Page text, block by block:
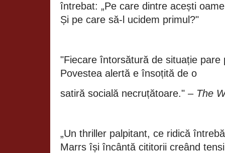
întrebat: „Pe care dintre acești
Și pe care să-l ucidem primul?"
"Fiecare întorsătură de situație pare
Povestea alertă e însoțită de o
satiră socială necruțătoare." – The
„Un thriller palpitant, ce ridică
Marrs își încântă cititorii creând